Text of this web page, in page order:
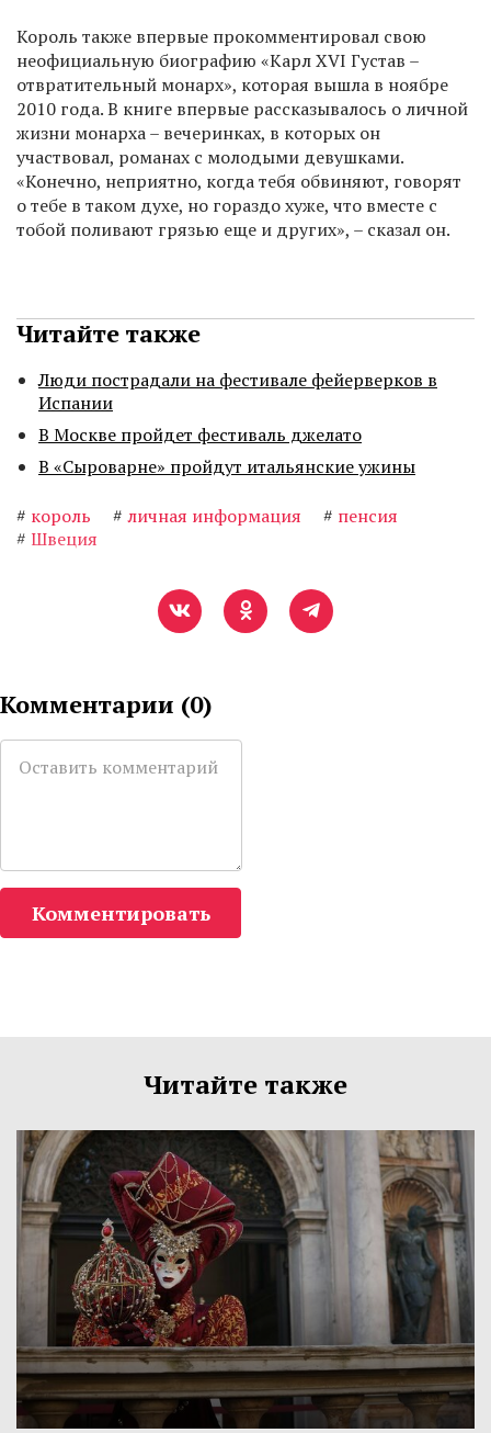
Король также впервые прокомментировал свою
неофициальную биографию «Карл XVI Густав –
отвратительный монарх», которая вышла в ноябре
2010 года. В книге впервые рассказывалось о личной
жизни монарха – вечеринках, в которых он
участвовал, романах с молодыми девушками.
«Конечно, неприятно, когда тебя обвиняют, говорят
о тебе в таком духе, но гораздо хуже, что вместе с
тобой поливают грязью еще и других», – сказал он.
Читайте также
Люди пострадали на фестивале фейерверков в
Испании
В Москве пройдет фестиваль джелато
В «Сыроварне» пройдут итальянские ужины
# король # личная информация # пенсия
# Швеция
Комментарии (0)
Комментировать
Читайте также